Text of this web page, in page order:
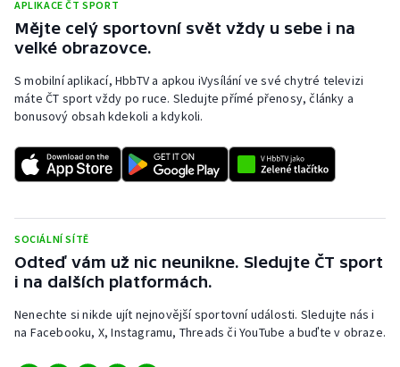
APLIKACE ČT SPORT
Mějte celý sportovní svět vždy u sebe i na
velké obrazovce.
S mobilní aplikací, HbbTV a apkou iVysílání ve své chytré televizi
máte ČT sport vždy po ruce. Sledujte přímé přenosy, články a
bonusový obsah kdekoli a kdykoli.
SOCIÁLNÍ SÍTĚ
Odteď vám už nic neunikne. Sledujte ČT sport
i na dalších platformách.
Nenechte si nikde ujít nejnovější sportovní události. Sledujte nás i
na Facebooku, X, Instagramu, Threads či YouTube a buďte v obraze.